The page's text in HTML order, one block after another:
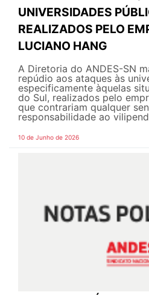
UNIVERSIDADES
REALIZADOS PELO
LUCIANO HANG
A Diretoria do ANDES-SN
repúdio aos ataques às
especificamente àquelas
do Sul, realizados pelo
que contrariam qualquer
responsabilidade ao
10 de Junho de 2026